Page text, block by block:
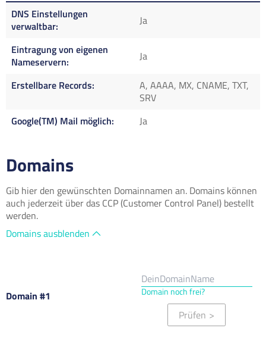
DNS Einstellungen
verwaltbar
Ja
Eintragung von eigenen
Nameservern
Ja
Erstellbare Records
A, AAAA, MX, CNAME, TXT,
SRV
Google(TM) Mail möglich
Ja
Domains
Gib hier den gewünschten Domainnamen an. Domains können
auch jederzeit über das CCP (Customer Control Panel) bestellt
werden.
Domains ausblenden
Domain #1 Domain noch frei?
Prüfen >